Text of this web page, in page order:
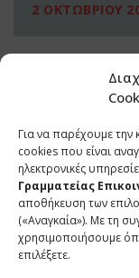
Για να παρέχουμε την
cookies που είναι
ηλεκτρονικές
Γραμματείας
αποθήκευση των
(«Αναγκαία»). Με τη
χρησιμοποιήσουμε
επιλέξετε.
2 ΟΚΤΩΒΡΙΟΥ
Φραγκούδη